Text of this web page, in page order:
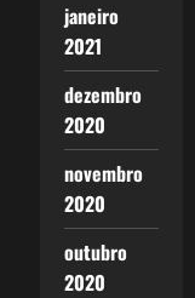
janeiro
2021
dezembro
2020
novembro
2020
outubro
2020